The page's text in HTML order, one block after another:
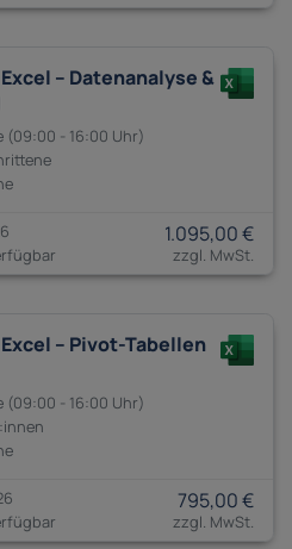
– Datenanalyse &
09:00 - 16:00
1.095,00 €
– Pivot-Tabellen
09:00 - 16:00
795,00 €